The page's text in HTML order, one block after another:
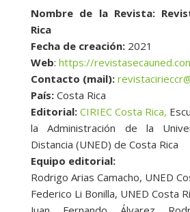
Nombre de la Revista:
Rica
Fecha de creación:2021
Web: https://
Contacto (mail):
País:Costa Rica
Editorial: CIRIEC Costa Rica,
la Administración de la
Distancia (UNED) de Costa Rica
Equipo editorial:
Rodrigo Arias Camacho, UNED
Federico Li Bonilla, UNED Costa